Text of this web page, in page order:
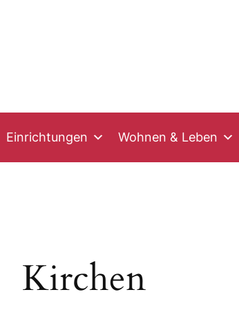
Einrichtungen Wohnen & Leben
Kirchen